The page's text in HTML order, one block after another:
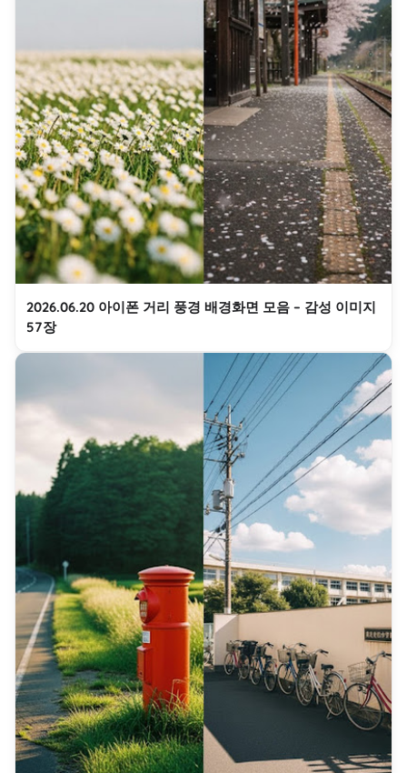
2026.06.20 아이폰 거리 풍경 배경화면 모음 – 감성 이미지
57장